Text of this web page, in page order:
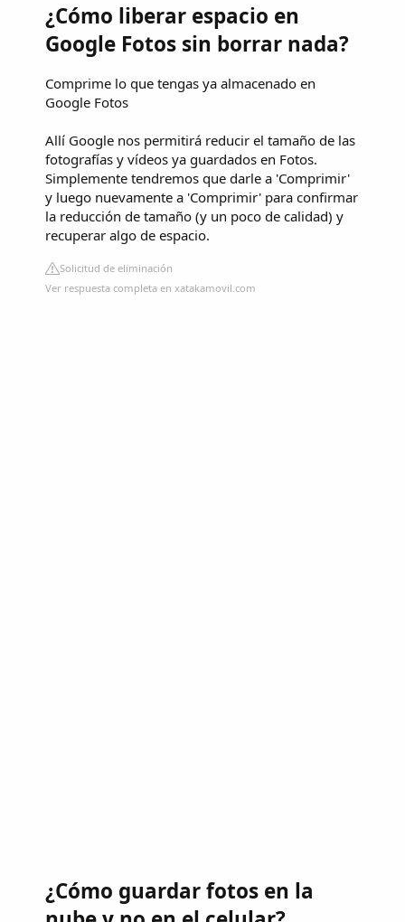
¿Cómo liberar espacio en
Google Fotos sin borrar nada?
Comprime lo que tengas ya almacenado en
Google Fotos
Allí Google nos permitirá reducir el tamaño de las
fotografías y vídeos ya guardados en Fotos.
Simplemente tendremos que darle a 'Comprimir'
y luego nuevamente a 'Comprimir' para confirmar
la reducción de tamaño (y un poco de calidad) y
recuperar algo de espacio.
Solicitud de eliminación
Ver respuesta completa en xatakamovil.com
¿Cómo guardar fotos en la